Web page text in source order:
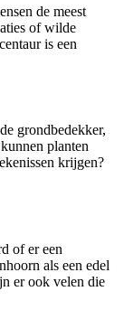
de meest
of wilde
is een
grondbedekker,
planten
krijgen?
of er een
als een edel
er ook velen die